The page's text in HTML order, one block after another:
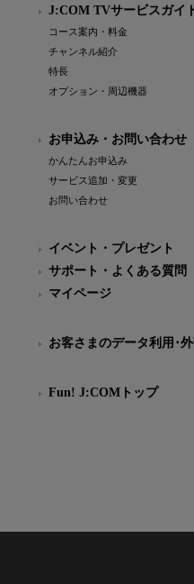
J:COM TVサービスガイ
コース案内・料金
チャンネル紹介
特長
オプション・周辺機器
お申込み・お問い合わせ
かんたんお申込み
サービス追加・変更
お問い合わせ
イベント・プレゼント
サポート・よくある質問
マイページ
お客さまのデータ利用･
Fun! J:COMトップ